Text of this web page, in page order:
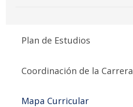
Plan de Estudios
Coordinación de la Carrera
Mapa Curricular